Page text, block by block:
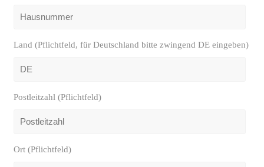
Land (Pflichtfeld, für Deutschland bitte zwingend DE eingeben)
Postleitzahl (Pflichtfeld)
Ort (Pflichtfeld)